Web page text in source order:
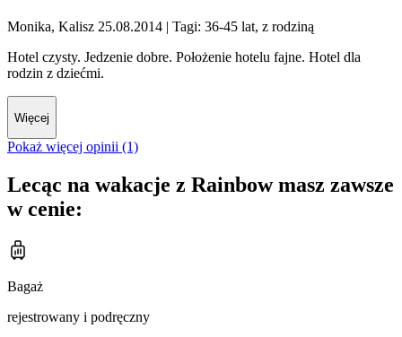
Monika, Kalisz 25.08.2014 | Tagi: 36-45 lat, z rodziną
Hotel czysty. Jedzenie dobre. Położenie hotelu fajne. Hotel dla
rodzin z dziećmi.
Więcej
Pokaż więcej opinii (1)
Lecąc na wakacje z Rainbow masz zawsze
w cenie:
Bagaż
rejestrowany i podręczny